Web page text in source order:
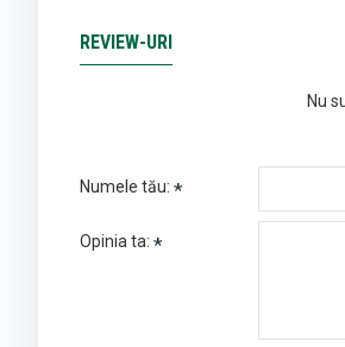
REVIEW-URI
Nu
Numele tău:
Opinia ta: